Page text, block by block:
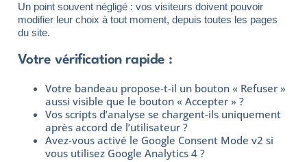
Un point souvent négligé : vos visiteurs doivent pouvoir
modifier leur choix à tout moment, depuis toutes les pages
du site.
Votre vérification rapide :
Votre bandeau propose-t-il un bouton « Refuser »
aussi visible que le bouton « Accepter » ?
Vos scripts d’analyse se chargent-ils uniquement
après accord de l’utilisateur ?
Avez-vous activé le Google Consent Mode v2 si
vous utilisez Google Analytics 4 ?